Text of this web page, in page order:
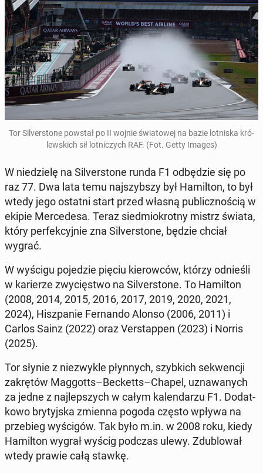
Tor Si­lver­sto­ne powstał po II wojnie świa­to­wej na bazie lot­ni­ska kró­
lew­skich sił lot­ni­czych RAF. (Fot. Getty Images)
W nie­dzie­lę na Si­lver­sto­ne runda F1 od­bę­dzie się po
raz 77. Dwa lata temu naj­szyb­szy był Ha­mil­ton, to był
wtedy jego ostatni start przed własną pu­blicz­no­ścią w
ekipie Mer­ce­de­sa. Teraz sied­mio­krot­ny mistrz świata,
który per­fek­cyj­nie zna Si­lver­sto­ne, będzie chciał
wygrać.
W wyścigu po­je­dzie pięciu kie­row­ców, którzy od­nie­śli
w ka­rie­rze zwy­cię­stwo na Si­lver­sto­ne. To Ha­mil­ton
(2008, 2014, 2015, 2016, 2017, 2019, 2020, 2021,
2024), Hisz­pa­nie Fer­nan­do Alonso (2006, 2011) i
Carlos Sainz (2022) oraz Ver­stap­pen (2023) i Norris
(2025).
Tor słynie z nie­zwy­kle płyn­nych, szyb­kich se­kwen­cji
za­krę­tów Mag­gotts–Bec­ketts–Chapel, uzna­wa­nych
za jedne z naj­lep­szych w całym ka­len­da­rzu F1. Do­dat­
ko­wo bry­tyj­ska zmienna pogoda często wpływa na
prze­bieg wy­ści­gów. Tak było m.in. w 2008 roku, kiedy
Ha­mil­ton wygrał wyścig podczas ulewy. Zdu­blo­wał
wtedy prawie całą stawkę.